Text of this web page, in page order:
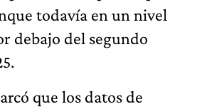
todavía en un nivel
debajo del segundo
que los datos de